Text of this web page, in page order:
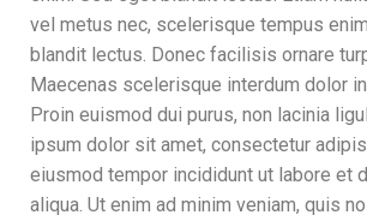
vel metus nec, scelerisque tempus
blandit lectus. Donec facilisis ornare
Maecenas scelerisque interdum dolor
Proin euismod dui purus, non lacinia
ipsum dolor sit amet, consectetur
eiusmod tempor incididunt ut labore et
aliqua. Ut enim ad minim veniam, quis